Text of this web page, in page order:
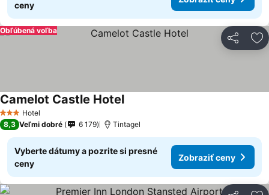
ceny
Zdieľať
Obľúbená voľba
3 Počet hviezdičiek
Hotel
Camelot Castle HotelZobraziť ceny
8,3 Veľmi dobré 6 179 Tintagel
Vyberte dátumy a pozrite si presné
ceny
Zobraziť ceny